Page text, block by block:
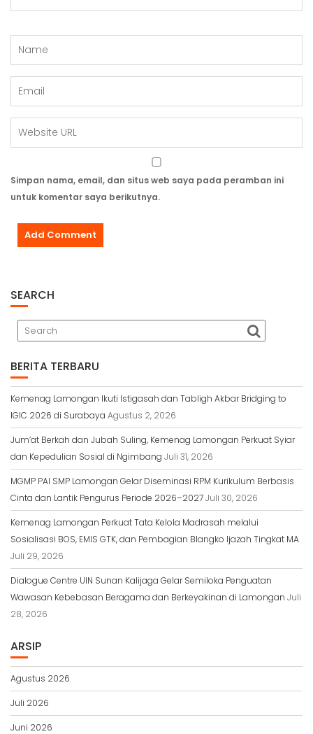
Simpan nama, email, dan situs web saya pada peramban ini
untuk komentar saya berikutnya.
SEARCH
BERITA TERBARU
Kemenag Lamongan Ikuti Istigasah dan Tabligh Akbar Bridging to
IGIC 2026 di Surabaya Agustus 2, 2026
Jum’at Berkah dan Jubah Suling, Kemenag Lamongan Perkuat Syiar
dan Kepedulian Sosial di Ngimbang Juli 31, 2026
MGMP PAI SMP Lamongan Gelar Diseminasi RPM Kurikulum Berbasis
Cinta dan Lantik Pengurus Periode 2026–2027Juli 30, 2026
Kemenag Lamongan Perkuat Tata Kelola Madrasah melalui
Sosialisasi BOS, EMIS GTK, dan Pembagian Blangko Ijazah Tingkat MA
Juli 29, 2026
Dialogue Centre UIN Sunan Kalijaga Gelar Semiloka Penguatan
Wawasan Kebebasan Beragama dan Berkeyakinan di Lamongan Juli
28, 2026
ARSIP
Agustus 2026
Juli 2026
Juni 2026